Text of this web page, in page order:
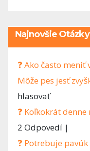
Najnovšie Otázky
❓ Ako často
Môže pes jesť
hlasovať
❓ Koľkokrát
2 Odpovedí |
❓ Potrebuje